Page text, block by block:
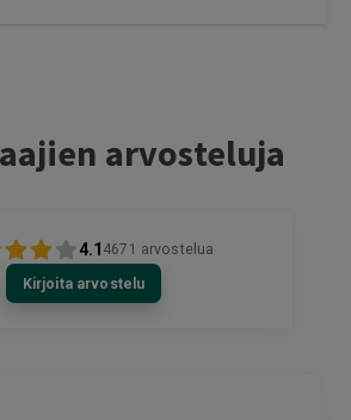
arvosteluja
4.1 4671 arvostelua
Kirjoita arvostelu